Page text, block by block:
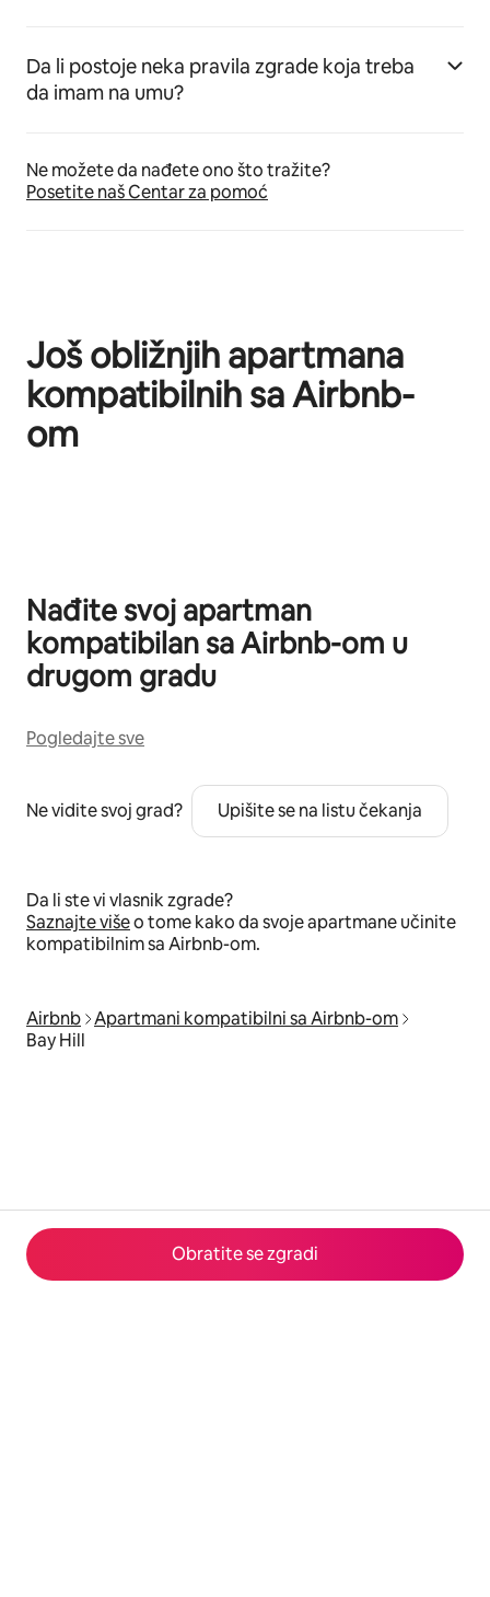
Obratite se zgradi
Da li postoje neka pravila zgrade koja treba
da imam na umu?
Ne možete da nađete ono što tražite?
Posetite naš Centar za pomoć
Još obližnjih apartmana
kompatibilnih sa Airbnb-
om
Nađite svoj apartman
kompatibilan sa Airbnb-om u
drugom gradu
Pogledajte sve
Ne vidite svoj grad? Upišite se na listu čekanja
Da li ste vi vlasnik zgrade?
Saznajte višeo tome kako da svoje apartmane učinite
kompatibilnim sa Airbnb-om.
Airbnb Apartmani kompatibilni sa Airbnb-om
Bay Hill